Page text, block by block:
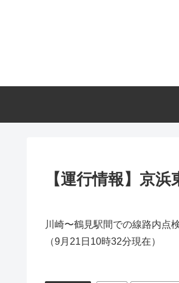
【運行情報】京
川崎〜鶴見駅間での線路内点
（9月21日10時32分現在）